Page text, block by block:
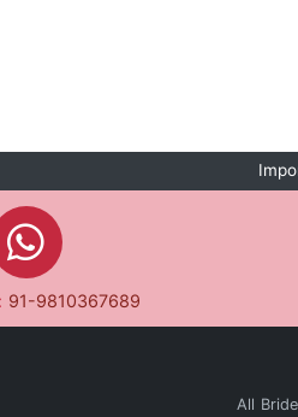
91-9810367689
All Bride